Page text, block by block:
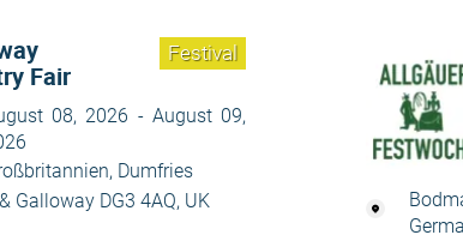
Festival
Fair
08, 2026 - August 09,
Dumfries
Galloway DG3 4AQ, UK